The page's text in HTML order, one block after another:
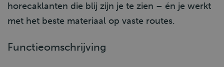
horecaklanten die blij zijn je te zien – én je werkt
met het beste materiaal op vaste routes.
Functieomschrijving